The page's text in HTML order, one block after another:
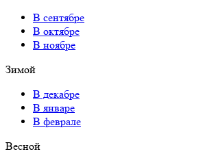
В сентябре
В октябре
В ноябре
Зимой
В декабре
В январе
В феврале
Весной